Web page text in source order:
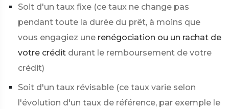
Soit d'un taux fixe (ce taux ne change pas
pendant toute la durée du prêt, à moins que
vous engagiez une renégociation ou un rachat de
votre crédit durant le remboursement de votre
crédit)
Soit d'un taux révisable (ce taux varie selon
l'évolution d'un taux de référence, par exemple le